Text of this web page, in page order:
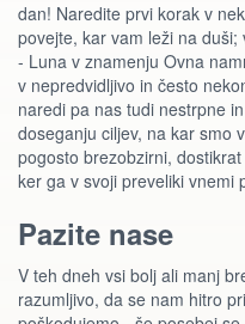
dan! Naredite prvi korak v
povejte, kar vam leži na
- Luna v znamenju Ovna
v nepredvidljivo in često
naredi pa nas tudi nestrpne
doseganju ciljev, na kar smo
pogosto brezobzirni,
ker ga v svoji preveliki vnemi
Pazite nase
V teh dneh vsi bolj ali manj
razumljivo, da se nam hitro